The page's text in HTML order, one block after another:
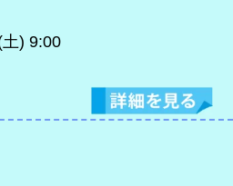
土)9:00